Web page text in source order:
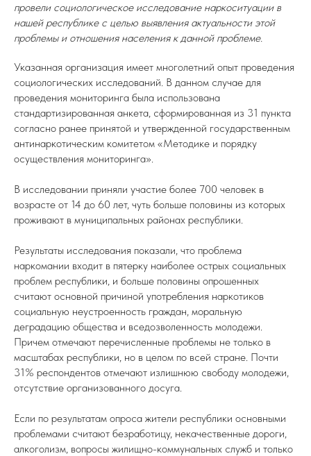
провели социологическое исследование наркоситуации в
нашей республике с целью выявления актуальности этой
проблемы и отношения населения к данной проблеме.
Указанная организация имеет многолетний опыт проведения
социологических исследований. В данном случае для
проведения мониторинга была использована
стандартизированная анкета, сформированная из 31 пункта
согласно ранее принятой и утвержденной государственным
антинаркотическим комитетом «Методике и порядку
осуществления мониторинга».
В исследовании приняли участие более 700 человек в
возрасте от 14 до 60 лет, чуть больше половины из которых
проживают в муниципальных районах республики.
Результаты исследования показали, что проблема
наркомании входит в пятерку наиболее острых социальных
проблем республики, и больше половины опрошенных
считают основной причиной употребления наркотиков
социальную неустроенность граждан, моральную
деградацию общества и вседозволенность молодежи.
Причем отмечают перечисленные проблемы не только в
масштабах республики, но в целом по всей стране. Почти
31% респондентов отмечают излишнюю свободу молодежи,
отсутствие организованного досуга.
Если по результатам опроса жители республики основными
проблемами считают безработицу, некачественные дороги,
алкоголизм, вопросы жилищно-коммунальных служб и только